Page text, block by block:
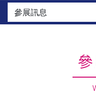
參展訊息